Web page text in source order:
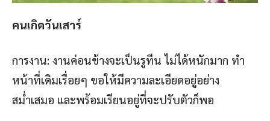
คนเกิดวันเสาร์
การงาน: งานค่อนข้างจะเป็นรูทีน ไม่ได้หนักมาก ทำ
หน้าที่เดิมเรื่อยๆ ขอให้มีความละเอียดอยู่อย่าง
สม่ำเสมอ และพร้อมเรียนอยู่ที่จะปรับตัวก็พอ